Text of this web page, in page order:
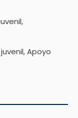
Apoyo